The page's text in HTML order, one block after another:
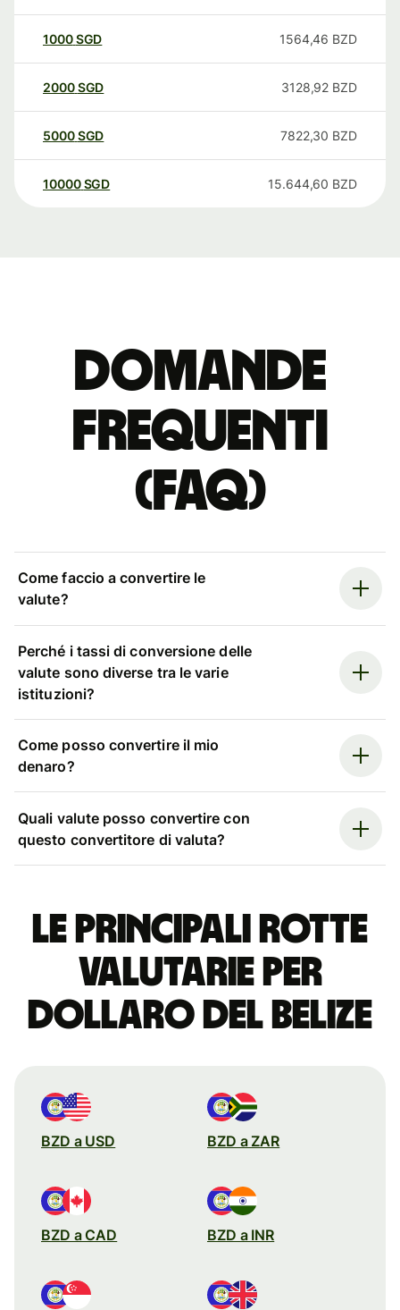
1000SGD 1564,46 BZD
2000SGD 3128,92 BZD
5000SGD 7822,30 BZD
10000 SGD 15.644,60 BZD
Domande
Frequenti
(FAQ)
Come faccio a convertire le
valute?
Perché i tassi di conversione delle
valute sono diverse tra le varie
istituzioni?
Come posso convertire il mio
denaro?
Quali valute posso convertire con
questo convertitore di valuta?
Le principali rotte
valutarie per
dollaro del Belize
BZD a USD BZD a ZAR
BZD a CAD BZD a INR